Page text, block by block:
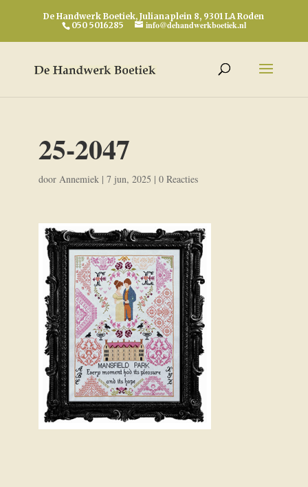
De Handwerk Boetiek, Julianaplein 8, 9301 LA Roden
050 5016285
info@dehandwerkboetiek.nl
25-2047
door Annemiek| 7 jun, 2025 | 0 Reacties